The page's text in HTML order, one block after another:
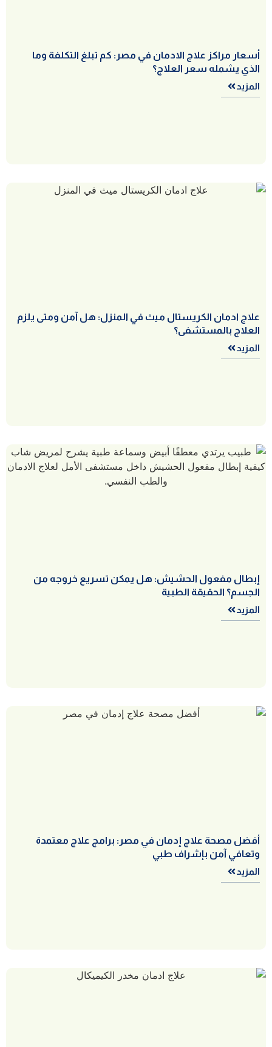
أسعار مراكز علاج الادمان في مصر: كم تبلغ التكلفة وما
الذي يشمله سعر العلاج؟
المزيد
علاج ادمان الكريستال ميث في المنزل: هل آمن ومتى يلزم
العلاج بالمستشفى؟
المزيد
إبطال مفعول الحشيش: هل يمكن تسريع خروجه من
الجسم؟ الحقيقة الطبية
المزيد
أفضل مصحة علاج إدمان في مصر: برامج علاج معتمدة
وتعافي آمن بإشراف طبي
المزيد